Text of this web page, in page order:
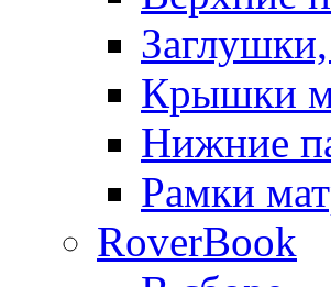
Крышки
Нижние
Рамки
RoverBook